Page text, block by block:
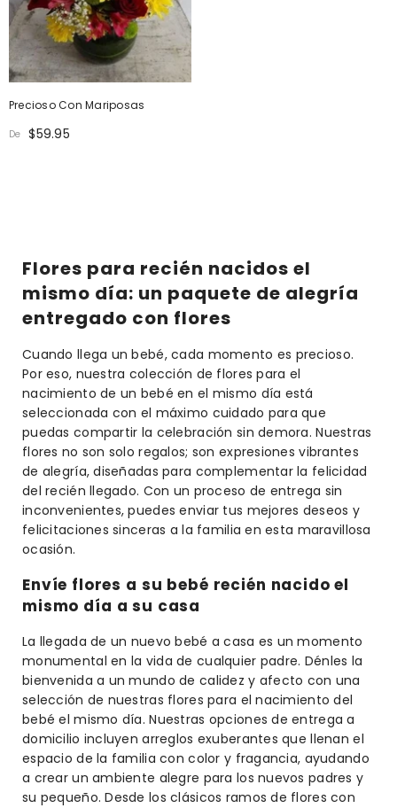
Precioso Con Mariposas
De $59.95
Flores para recién nacidos el
mismo día: un paquete de alegría
entregado con flores
Cuando llega un bebé, cada momento es precioso.
Por eso, nuestra colección de flores para el
nacimiento de un bebé en el mismo día está
seleccionada con el máximo cuidado para que
puedas compartir la celebración sin demora. Nuestras
flores no son solo regalos; son expresiones vibrantes
de alegría, diseñadas para complementar la felicidad
del recién llegado. Con un proceso de entrega sin
inconvenientes, puedes enviar tus mejores deseos y
felicitaciones sinceras a la familia en esta maravillosa
ocasión.
Envíe flores a su bebé recién nacido el
mismo día a su casa
La llegada de un nuevo bebé a casa es un momento
monumental en la vida de cualquier padre. Dénles la
bienvenida a un mundo de calidez y afecto con una
selección de nuestras flores para el nacimiento del
bebé el mismo día. Nuestras opciones de entrega a
domicilio incluyen arreglos exuberantes que llenan el
espacio de la familia con color y fragancia, ayudando
a crear un ambiente alegre para los nuevos padres y
su pequeño. Desde los clásicos ramos de flores con